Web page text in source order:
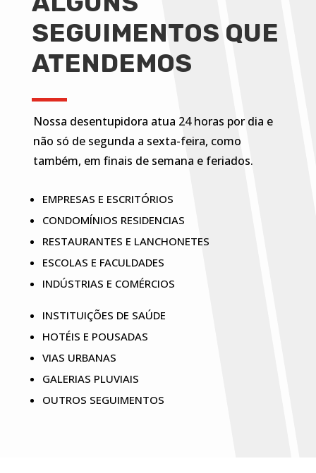
SEGUIMENTOS QUE
ATENDEMOS
Nossa desentupidora atua 24 horas por dia e
não só de segunda a sexta-feira, como
também, em finais de semana e feriados.
EMPRESAS E ESCRITÓRIOS
CONDOMÍNIOS RESIDENCIAS
RESTAURANTES E LANCHONETES
ESCOLAS E FACULDADES
INDÚSTRIAS E COMÉRCIOS
INSTITUIÇÕES DE SAÚDE
HOTÉIS E POUSADAS
VIAS URBANAS
GALERIAS PLUVIAIS
OUTROS SEGUIMENTOS